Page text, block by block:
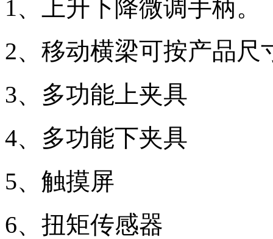
1、上升下降微调手柄。
2、移动横梁可按产品尺
3、多功能上夹具
4、多功能下夹具
5、触摸屏
6、扭矩传感器